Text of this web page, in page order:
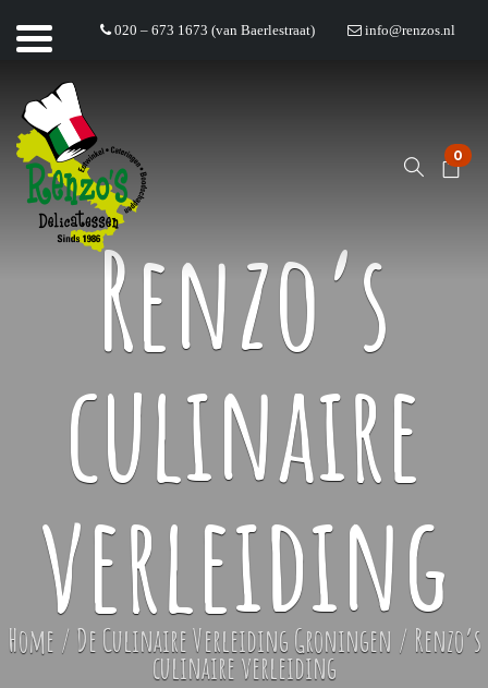
info@renzos.nl
020 – 673 1673 (van Baerlestraat)
0
Renzo’s
culinaire
verleiding
Home / De Culinaire Verleiding Groningen / Renzo’s
culinaire verleiding